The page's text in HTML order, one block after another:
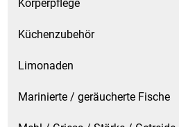
Reinigungshilfsmittel
Körperpflege
Küchenzubehör
Limonaden
Marinierte / geräucherte Fische